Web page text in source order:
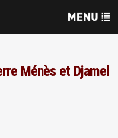
Ménès et Djamel